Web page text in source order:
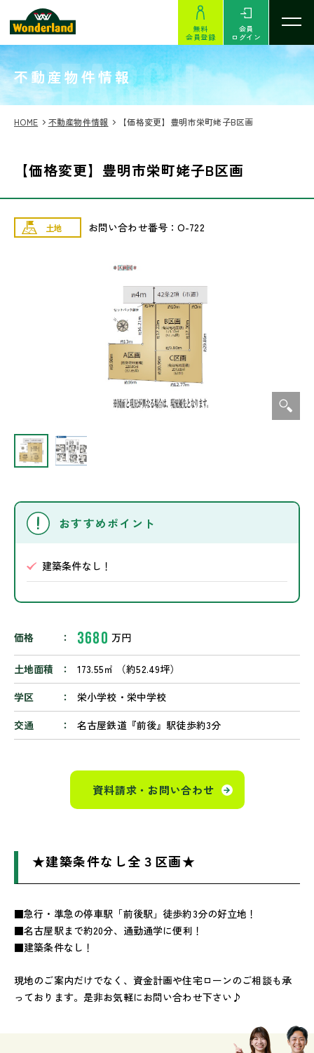
無料
会員登録
会員
ログイン
不動産物件情報
SEARCH
HOME 不動産物件情報 【価格変更】豊明市栄町姥子B区画
【価格変更】豊明市栄町姥子B区画
土地 お問い合わせ番号：O-722
おすすめポイント
建築条件なし！
価格 3680 万円
土地面積
173.55㎡ （約52.49坪）
学区
栄小学校・栄中学校
交通
名古屋鉄道『前後』駅徒歩約3分
資料請求・お問い合わせ
★建築条件なし全３区画★
■急行・準急の停車駅「前後駅」徒歩約3分の好立地！
■名古屋駅まで約20分、通勤通学に便利！
■建築条件なし！
現地のご案内だけでなく、資金計画や住宅ローンのご相談も承
っております。是非お気軽にお問い合わせ下さい♪